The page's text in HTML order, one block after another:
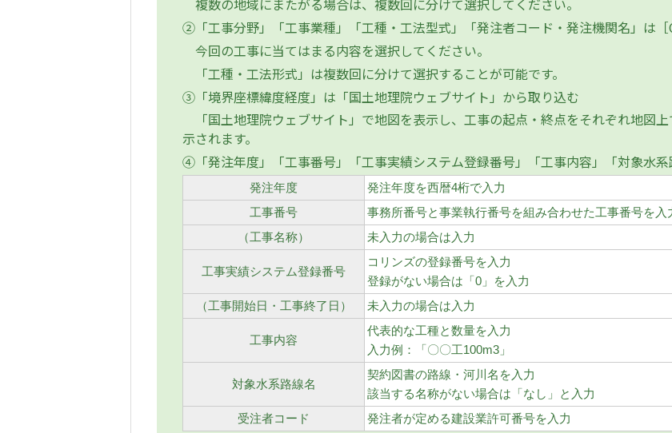
複数の地域にまたがる場合は、複数回に分けて選択してください。
②「工事分野」「工事業種」「工種・工法型式」「発注者コード・発注機関名」は［
今回の工事に当てはまる内容を選択してください。
「工種・工法形式」は複数回に分けて選択することが可能です。
③「境界座標緯度経度」は「国土地理院ウェブサイト」から取り込む
「国土地理院ウェブサイト」で地図を表示し、工事の起点・終点をそれぞれ地図
示されます。
④「発注年度」「工事番号」「工事実績システム登録番号」「工事内容」「対象水
発注年度
発注年度を西暦4桁で入力
工事番号
事務所番号と事業執行番号を組み合わせた工事番号を入
（工事名称）
未入力の場合は入力
工事実績システム登録番号
コリンズの登録番号を入力
登録がない場合は「0」を入力
（工事開始日・工事終了日）
未入力の場合は入力
工事内容
代表的な工種と数量を入力
入力例：「〇〇工100m3」
対象水系路線名
契約図書の路線・河川名を入力
該当する名称がない場合は「なし」と入力
受注者コード
発注者が定める建設業許可番号を入力